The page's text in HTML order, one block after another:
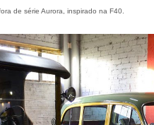
de série Aurora, inspirado na F40.